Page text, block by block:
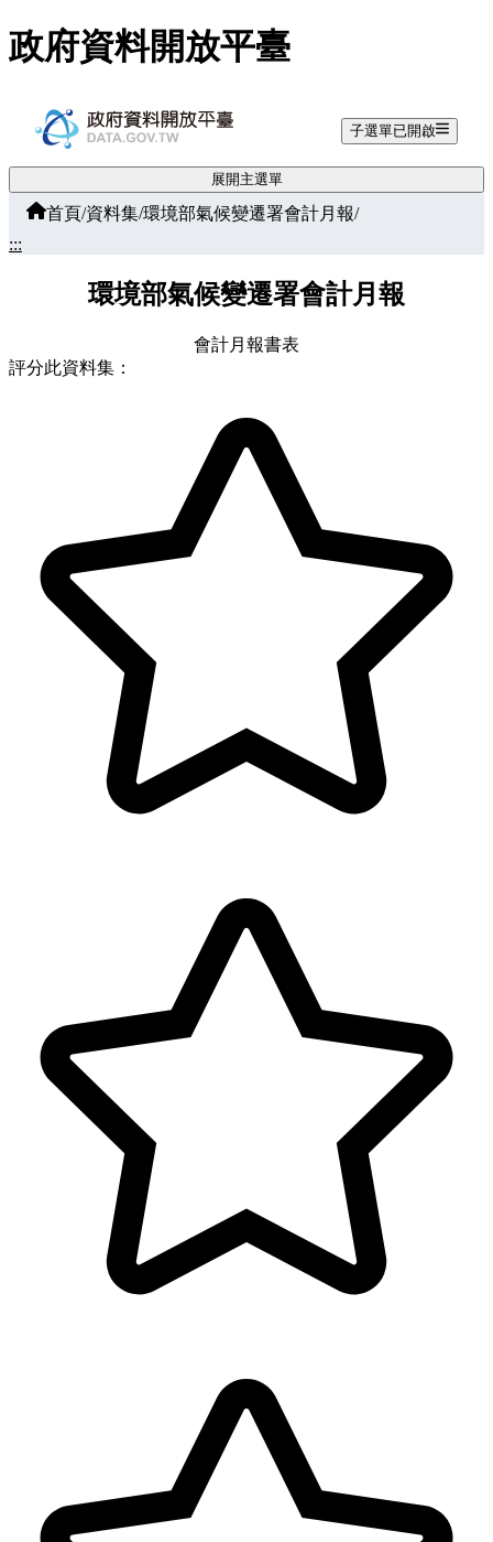
跳至主要內容
政府資料開放平臺
子選單已開啟
展開主選單
首頁/資料集/環境部氣候變遷署會計月報/
:::
環境部氣候變遷署會計月報
會計月報書表
評分此資料集：